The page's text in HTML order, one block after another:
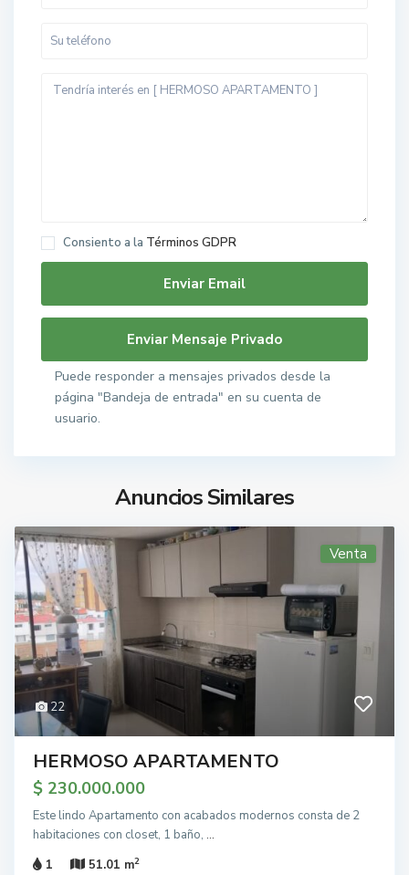
Consiento a la Términos GDPR
Puede responder a mensajes privados desde la
página "Bandeja de entrada" en su cuenta de
usuario.
Anuncios Similares
22
Venta
HERMOSO APARTAMENTO
$ 230.000.000
Este lindo Apartamento con acabados modernos consta de 2
habitaciones con closet, 1 baño, ...
1
51.01 m2